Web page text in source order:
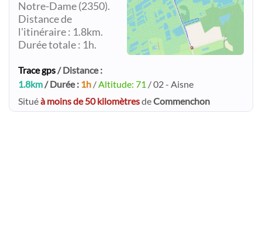
Notre-Dame (2350).
Distance de
l'itinéraire : 1.8km.
Durée totale : 1h.
Trace gps/ Distance :
1.8km/ Durée : 1h /Altitude: 71 / 02 - Aisne
Situéà moins de 50 kilomètresdeCommenchon